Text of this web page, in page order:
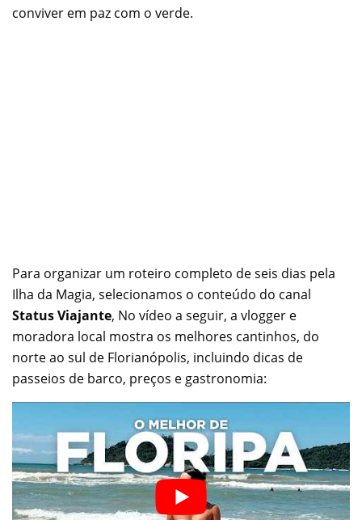
conviver em paz com o verde.
Para organizar um roteiro completo de seis dias pela
Ilha da Magia, selecionamos o conteúdo do canal
Status Viajante, No vídeo a seguir, a vlogger e
moradora local mostra os melhores cantinhos, do
norte ao sul de Florianópolis, incluindo dicas de
passeios de barco, preços e gastronomia: